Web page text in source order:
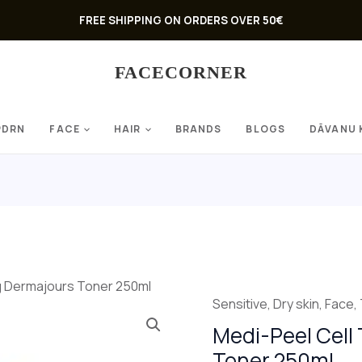
FREE SHIPPING ON ORDERS OVER 50€
FACECORNER
FACE HAIR BRANDS BLOGS DĀVANU
Toner 250ml
Sensitive,Dry skin,Face,
Medi-Peel